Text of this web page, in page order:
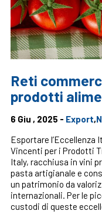
Reti
prodotti
6 Giu , 2025 - Export,
Esportare
Vincenti per i Prodotti
Italy, racchiusa in vini
pasta artigianale e
un patrimonio da
internazionali. Per le
custodi di queste